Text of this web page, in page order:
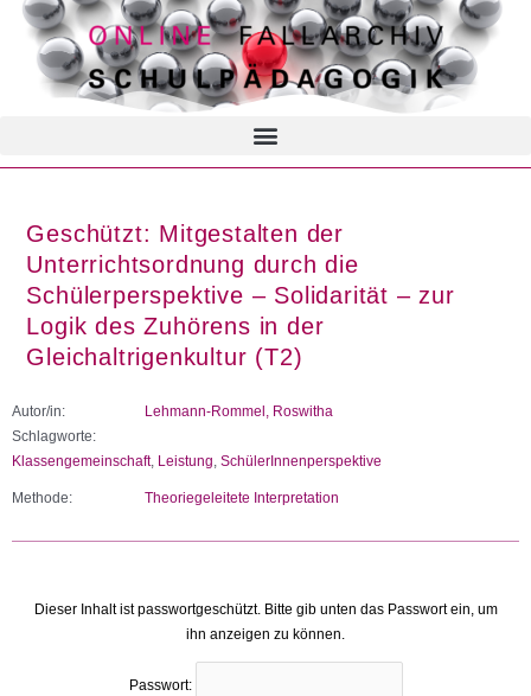
Geschützt: Mitgestalten der
Unterrichtsordnung durch die
Schülerperspektive – Solidarität – zur
Logik des Zuhörens in der
Gleichaltrigenkultur (T2)
Autor/in:
Lehmann-Rommel, Roswitha
Schlagworte:
Klassengemeinschaft, Leistung SchülerInnenperspektive
Methode: Theoriegeleitete Interpretation
Dieser Inhalt ist passwortgeschützt. Bitte gib unten das Passwort ein, um
ihn anzeigen zu können.
Passwort: